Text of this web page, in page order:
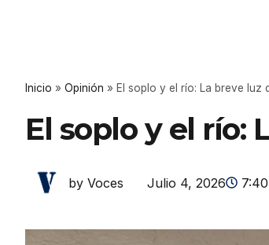
Inicio » Opinión » El soplo y el río: La breve luz
El soplo y el río:
by Voces Julio 4, 2026